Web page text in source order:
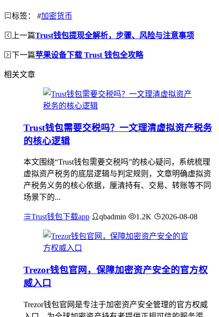
标签： #加密货币
上一篇Trust钱包提现全解析，步骤、风险与注意事项
下一篇苹果设备下载 Trust 钱包全攻略
相关文章
Trust钱包需要交税吗？一文理清虚拟资产税务
的核心逻辑
本文围绕“Trust钱包需要交税吗”的核心疑问，系统梳理
虚拟资产税务的底层逻辑与判定规则，文章明确虚拟资
产税务义务的核心依据，厘清持有、交易、转账等不同
场景下的...
Trust钱包下载app qbadmin 1.2K 2026-08-08
Trezor钱包官网，保障加密资产安全的官方权
威入口
Trezor钱包官网是专注于加密资产安全管理的官方权威